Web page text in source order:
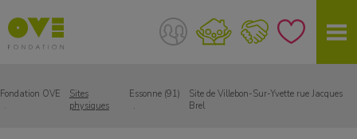
Fondation OVE
Sites
physiques
Essonne (91)
Site de Villebon-Sur-Yvette rue Jacques
Brel